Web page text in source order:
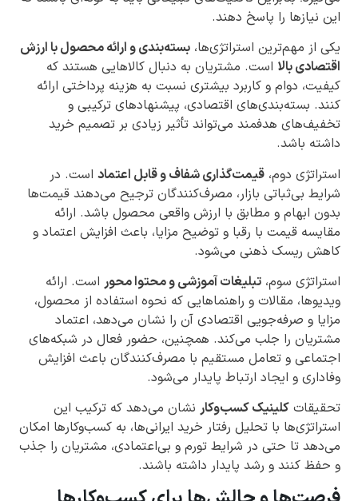
این نیازها را پاسخ دهند.
یکی از مهم‌ترین استراتژی‌ها، بسته‌بندی و ارائه محصول با ارزش
اقتصادی بالا است. مشتریان به دنبال کالاهایی هستند که
کیفیت، دوام و کاربرد بیشتری نسبت به هزینه پرداختی ارائه
کنند. بسته‌بندی‌های اقتصادی، پیشنهادهای ترکیبی و
تخفیف‌های هدفمند می‌تواند تأثیر زیادی بر تصمیم خرید
داشته باشد.
استراتژی دوم، قیمت‌گذاری شفاف و قابل اعتماد است. در
شرایط بی‌ثباتی بازار، مصرف‌کنندگان ترجیح می‌دهند قیمت‌ها
بدون ابهام و مطابق با ارزش واقعی محصول باشد. ارائه
مقایسه قیمت با رقبا و توضیح مزایا، باعث افزایش اعتماد و
کاهش ریسک ذهنی می‌شود.
استراتژی سوم، تبلیغات آموزشی و محتوا محور است. ارائه
ویدیوها، مقالات و راهنماهایی که نحوه استفاده از محصول،
مزایا و صرفه‌جویی اقتصادی آن را نشان می‌دهد، اعتماد
مشتریان را جلب می‌کند. همچنین، حضور فعال در شبکه‌های
اجتماعی و تعامل مستقیم با مصرف‌کنندگان باعث افزایش
وفاداری و ایجاد ارتباط پایدار می‌شود.
تحقیقات کلینیک کسب‌وکار نشان می‌دهد که ترکیب این
استراتژی‌ها با تحلیل رفتار خرید ایرانی‌ها، به کسب‌وکارها امکان
می‌دهد تا حتی در شرایط تورم و بی‌اعتمادی، مشتریان را جذب
و حفظ کنند و رشد پایدار داشته باشند.